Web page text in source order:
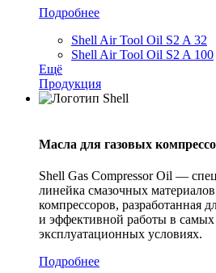
Подробнее
Shell Air Tool Oil S2 A 32
Shell Air Tool Oil S2 A 100
Ещё
Продукция
Масла для газовых
Shell Gas Compressor Oil —
линейка смазочных
компрессоров, разработанная
и эффективной работы в
эксплуатационных условиях.
Подробнее